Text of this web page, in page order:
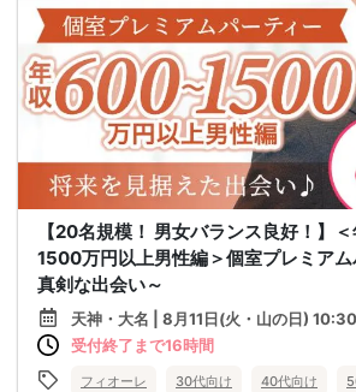
【20名規模！ 男女バランス良好！】
1500万円以上男性編＞個室プレミアム
真剣な出会い～
天神・大名 | 8月11日(火・山の日)
受付終了まで16時間
フィオーレ 30代向け 40代向け